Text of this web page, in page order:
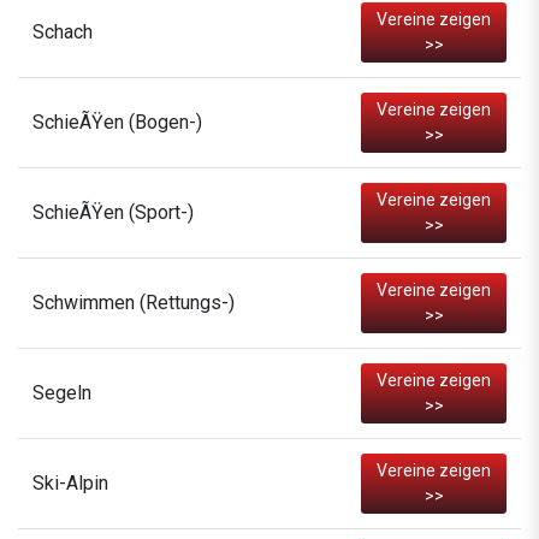
Schach
Vereine zeigen
>>
SchieÃŸen (Bogen-)
Vereine zeigen
>>
SchieÃŸen (Sport-)
Vereine zeigen
>>
Schwimmen (Rettungs-)
Vereine zeigen
>>
Segeln
Vereine zeigen
>>
Ski-Alpin
Vereine zeigen
>>